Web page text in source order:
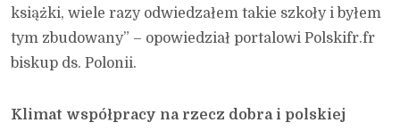
książki, wiele razy odwiedzałem takie szkoły i byłem
tym zbudowany” – opowiedział portalowi Polskifr.fr
biskup ds. Polonii.
Klimat współpracy na rzecz dobra i polskiej